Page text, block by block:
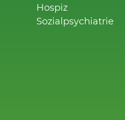
Hospiz
Sozialpsychiatrie